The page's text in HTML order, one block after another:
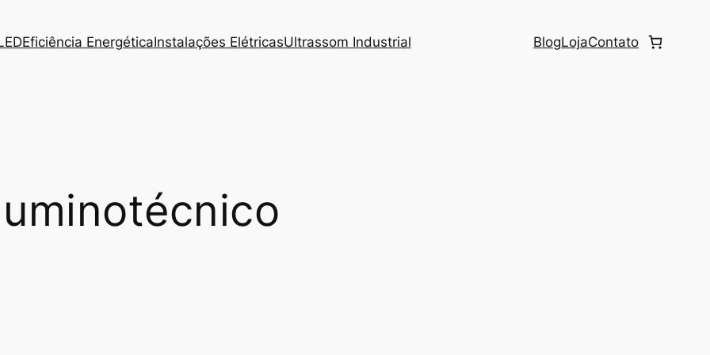
Eficiência EnergéticaInstalações ElétricasUltrassom Industrial BlogLojaContato